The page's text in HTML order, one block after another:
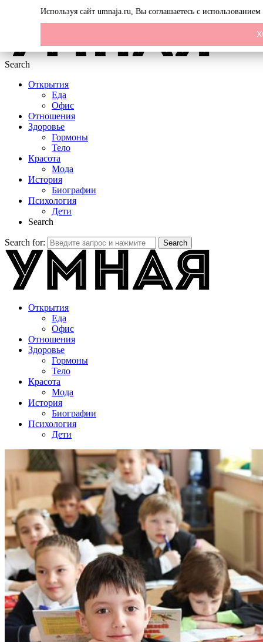
Search
Открытия
Еда
Офис
Отношения
Здоровье
Гормоны
Тело
Красота
Мода
История
Биографии
Психология
Дети
Search
Search for: Search
Открытия
Еда
Офис
Отношения
Здоровье
Гормоны
Тело
Красота
Мода
История
Биографии
Психология
Дети
Используя сайт umnaja.ru, Вы соглашаетесь с